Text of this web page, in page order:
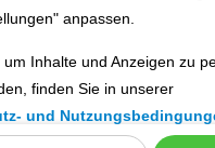
anpassen.
Inhalte und Anzeigen zu
finden Sie in unserer
und